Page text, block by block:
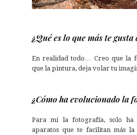
¿Qué es lo que más te
En realidad todo… Creo que la
que la pintura, deja volar tu
¿Cómo ha evolucionado la
Para mí la fotografía, solo ha
aparatos que te facilitan más